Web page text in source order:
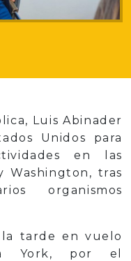
Luis Abinader
Unidos para
en las
Washington, tras
organismos
tarde en vuelo
York, por el